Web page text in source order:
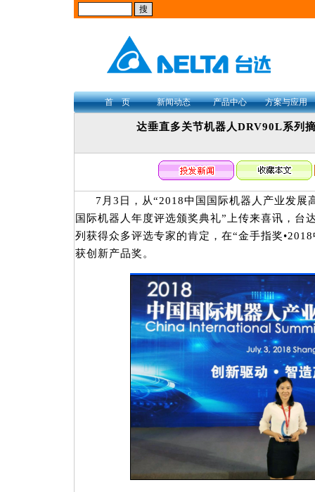
首 页 新闻动态 产品中心 方案与应用
达垂直多关节机器人DRV90L系列
7月3日，从“2018中国国际机器人产业发展
国际机器人年度评选颁奖典礼”上传来喜讯，台
列获得众多评选专家的肯定，在“金手指奖
获创新产品奖。